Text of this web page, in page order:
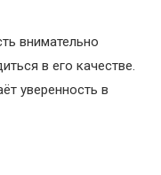
внимательно
в его качестве.
уверенность в